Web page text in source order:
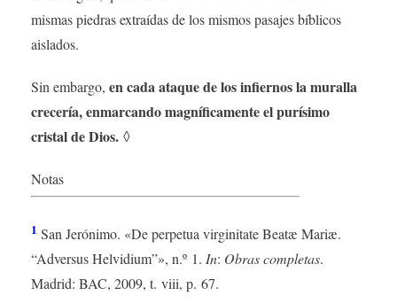
mismas piedras extraídas de los mismos pasajes bíblicos
aislados.
Sin embargo, en cada ataque de los infiernos la muralla
crecería, enmarcando magníficamente el purísimo
cristal de Dios.◊
Notas
1 San Jerónimo. «De perpetua virginitate Beatæ Mariæ.
“Adversus Helvidium”», n.º 1. In: Obras completas.
Madrid: BAC, 2009, t. viii, p. 67.